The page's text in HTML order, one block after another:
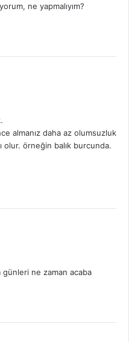
ne yapmalıyım?
almanız daha az olumsuzluk
olur. örneğin balık burcunda.
ne zaman acaba